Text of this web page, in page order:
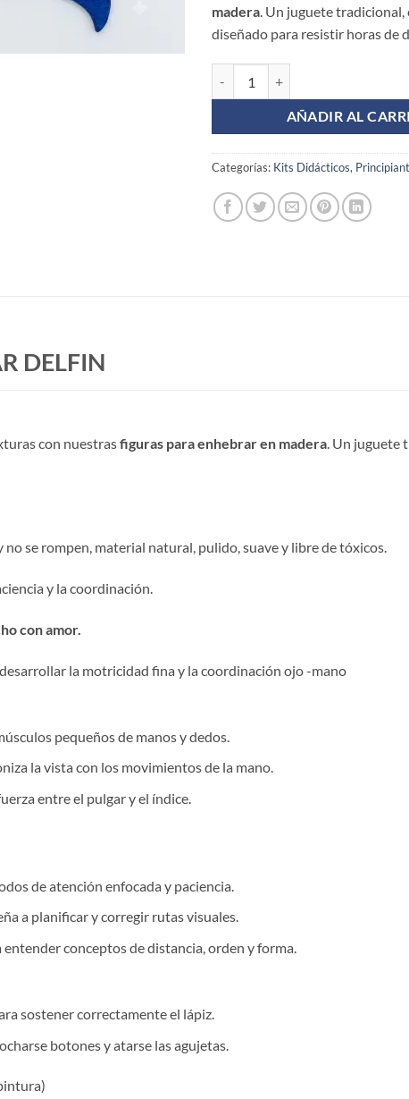
madera. Un juguete tradicional,
diseñado para resistir horas de
AÑADIR AL
Categorías: Kits Didácticos,
DELFIN
con nuestrasfiguras para enhebrar en madera . Un
se rompen, material natural, pulido, suave y libre de tóxicos.
y la coordinación.
con amor.
la motricidad fina y la coordinación ojo -mano
pequeños de manos y dedos.
la vista con los movimientos de la mano.
entre el pulgar y el índice.
de atención enfocada y paciencia.
a planificar y corregir rutas visuales.
conceptos de distancia, orden y forma.
sostener correctamente el lápiz.
botones y atarse las agujetas.